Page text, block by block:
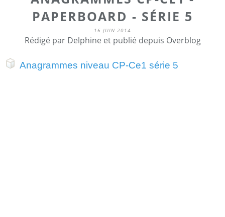
PAPERBOARD - SÉRIE 5
16 JUIN 2014
Rédigé par Delphine et publié depuis Overblog
Anagrammes niveau CP-Ce1 série 5